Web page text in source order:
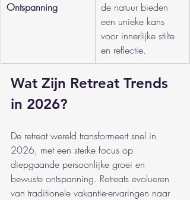
Ontspanning
de natuur bieden
een unieke kans
voor innerlijke stilte
en reflectie.
Wat Zijn Retreat Trends
in 2026?
De retreat wereld transformeert snel in
2026, met een sterke focus op
diepgaande persoonlijke groei en
bewuste ontspanning. Retreats evolueren
van traditionele vakantie-ervaringen naar